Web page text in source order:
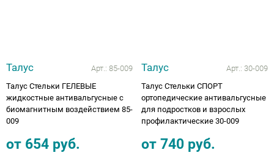
Талус Арт.: 85-009
Талус Стельки ГЕЛЕВЫЕ
жидкостные антивальгусные с
биомагнитным воздействием 85-
009
от 654 руб.
Талус Арт.: 30-009
Талус Стельки СПОРТ
ортопедические антивальгусные
для подростков и взрослых
профилактические 30-009
от 740 руб.